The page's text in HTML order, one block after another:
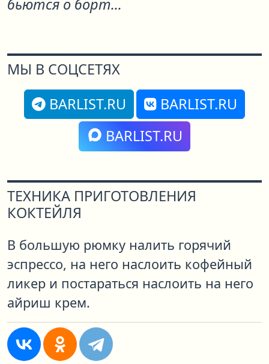
бьются о борт...
МЫ В СОЦСЕТЯХ
BARLIST.RU
BARLIST.RU
BARLIST.RU
ТЕХНИКА ПРИГОТОВЛЕНИЯ
КОКТЕЙЛЯ
В большую рюмку налить горячий
эспрессо, на него наслоить кофейный
ликер и постараться наслоить на него
айриш крем.